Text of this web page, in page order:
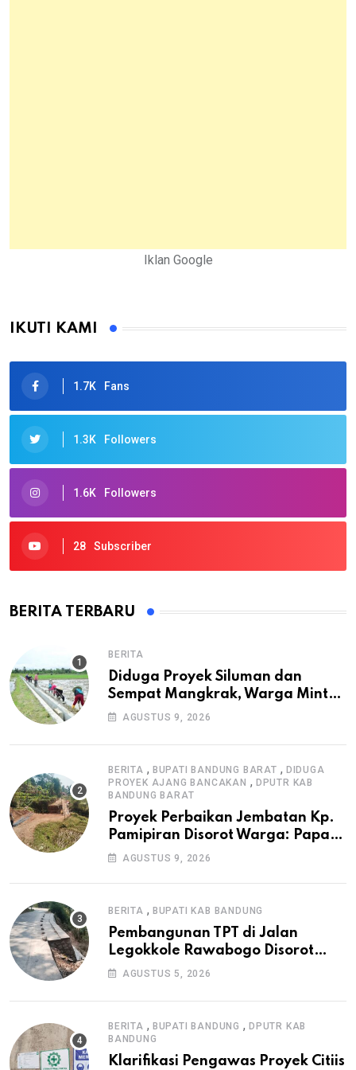
Iklan Google
IKUTI KAMI
1.7K Fans
1.3K Followers
1.6K Followers
28 Subscriber
BERITA TERBARU
BERITA
Diduga Proyek Siluman dan
Sempat Mangkrak, Warga Minta
APH Usut Tuntas Pembangunan
AGUSTUS 9, 2026
BERITA , BUPATI BANDUNG BARAT , DIDUGA
PROYEK AJANG BANCAKAN , DPUTR KAB
BANDUNG BARAT
Proyek Perbaikan Jembatan Kp.
Pamipiran Disorot Warga: Papan
Informasi Tak Cantumkan PPK,
AGUSTUS 9, 2026
BERITA , BUPATI KAB BANDUNG
Pembangunan TPT di Jalan
Legokkole Rawabogo Disorot
Warga, Selesai Tanpa Papan
AGUSTUS 5, 2026
BERITA , BUPATI BANDUNG ,DPUTR KAB
BANDUNG
Klarifikasi Pengawas Proyek Citiis